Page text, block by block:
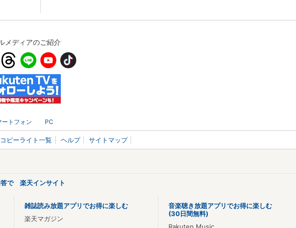
メディアのご紹介
ートフォン PC
コピーライト一覧 ヘルプ サイトマップ
答で 楽天インサイト
雑誌読み放題アプリでお得に楽しむ
楽天マガジン
音楽聴き放題アプリでお得に楽しむ
(30日間無料)
Rakuten Music